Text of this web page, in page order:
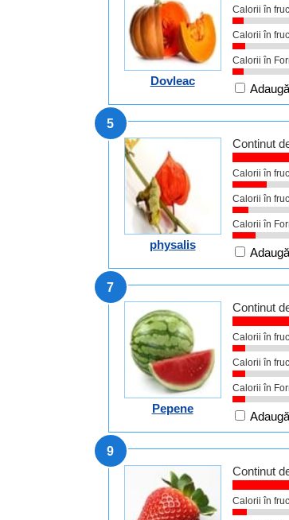
Dovleac
Calorii în
Calorii în
Calorii în
5
physalis
Continut
Calorii în
Calorii în
Calorii în
7
Pepene
Continut
Calorii în
Calorii în
Calorii în
9
Continut
Calorii în